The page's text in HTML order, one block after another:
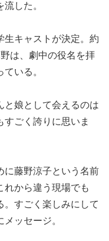
した。
生キャストが決定。約
は、劇中の役名を拝
いる。
と娘として会えるのは
ごく誇りに思いま
に藤野涼子という名前
れから違う現場でも
。すごく楽しみにして
ッセージ。